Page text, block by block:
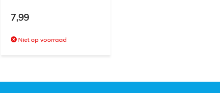
7,99
Niet op voorraad